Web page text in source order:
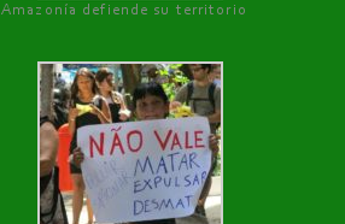
Amazonía defiende su territorio